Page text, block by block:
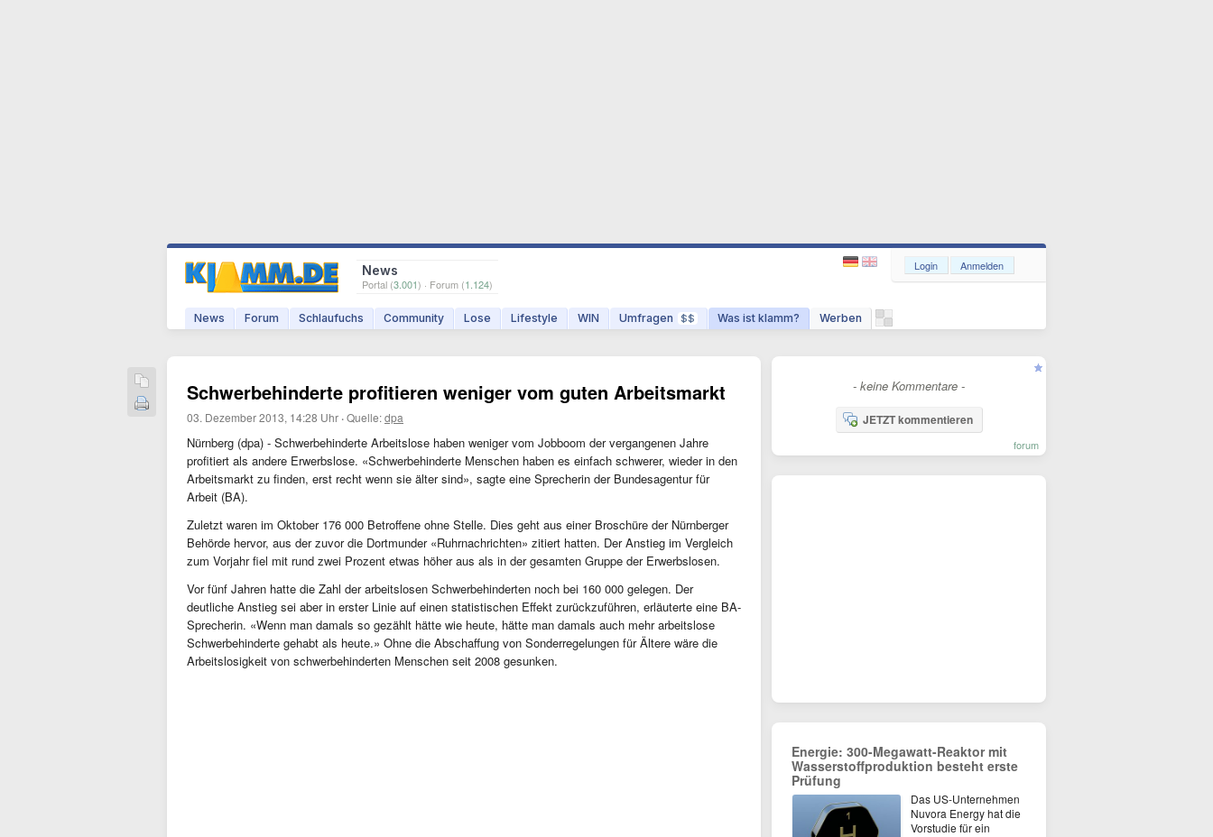
News
Portal (3.001) · Forum (1.124)
News Forum Schlaufuchs Community Lose Lifestyle WIN Umfragen $$ Was ist klamm? Werben
Login Anmelden
Schwerbehinderte profitieren weniger vom guten Arbeitsmarkt
03. Dezember 2013, 14:28 Uhr ·Quelle:dpa
Nürnberg (dpa) - Schwerbehinderte Arbeitslose haben weniger vom Jobboom der vergangenen Jahre
profitiert als andere Erwerbslose. «Schwerbehinderte Menschen haben es einfach schwerer, wieder in den
Arbeitsmarkt zu finden, erst recht wenn sie älter sind», sagte eine Sprecherin der Bundesagentur für
Arbeit (BA).
Zuletzt waren im Oktober 176 000 Betroffene ohne Stelle. Dies geht aus einer Broschüre der Nürnberger
Behörde hervor, aus der zuvor die Dortmunder «Ruhrnachrichten» zitiert hatten. Der Anstieg im Vergleich
zum Vorjahr fiel mit rund zwei Prozent etwas höher aus als in der gesamten Gruppe der Erwerbslosen.
Vor fünf Jahren hatte die Zahl der arbeitslosen Schwerbehinderten noch bei 160 000 gelegen. Der
deutliche Anstieg sei aber in erster Linie auf einen statistischen Effekt zurückzuführen, erläuterte eine BA-
Sprecherin. «Wenn man damals so gezählt hätte wie heute, hätte man damals auch mehr arbeitslose
Schwerbehinderte gehabt als heute.» Ohne die Abschaffung von Sonderregelungen für Ältere wäre die
Arbeitslosigkeit von schwerbehinderten Menschen seit 2008 gesunken.
- keine Kommentare -
JETZT kommentieren
forum
Energie: 300-Megawatt-Reaktor mit
Wasserstoffproduktion besteht erste
Prüfung
Das US-Unternehmen
Nuvora Energy hat die
Vorstudie für ein